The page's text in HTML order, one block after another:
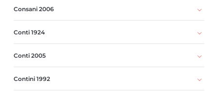
Consani 2006
Conti 1924
Conti 2005
Contini 1992